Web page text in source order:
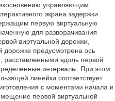
управляющим
экрана задержки
первую виртуальную
для разворачивания
виртуальной дорожки,
дорожке предусмотрена ось
расставленными вдоль первой
интервалы. При этом
линейки соответствует
с моментами начала и
первой виртуальной